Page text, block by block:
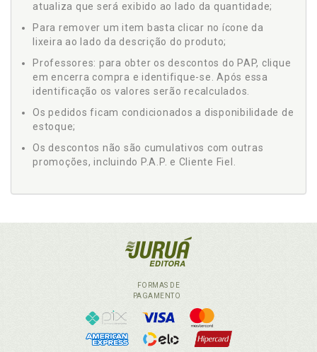
atualiza que será exibido ao lado da quantidade;
Para remover um item basta clicar no ícone da
lixeira ao lado da descrição do produto;
Professores: para obter os descontos do PAP, clique
em encerra compra e identifique-se. Após essa
identificação os valores serão recalculados.
Os pedidos ficam condicionados a disponibilidade de
estoque;
Os descontos não são cumulativos com outras
promoções, incluindo P.A.P. e Cliente Fiel.
FORMAS DE
PAGAMENTO